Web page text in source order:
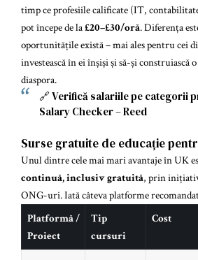
timp ce profesiile calificate (IT,
pot începe de la£20–£30/oră. Diferența
oportunitățile există – mai ales pentru cei
investească în ei înșiși și să-și construiască
diaspora.
🔗 Verifică salariile pe categorii
Salary Checker – Reed
Surse gratuite de educație
Unul dintre cele mai mari avantaje în UK
continuă, inclusiv gratuită, prin
ONG-uri. Iată câteva platforme
Platformă /
Proiect
Tip
cursuri
Cost